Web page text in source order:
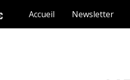
Skip to
Accueil Newsletter